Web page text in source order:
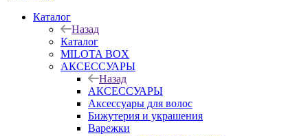
Каталог
Назад
Каталог
MILOTA BOX
АКСЕССУАРЫ
Назад
АКСЕССУАРЫ
Аксессуары для волос
Бижутерия и украшения
Варежки